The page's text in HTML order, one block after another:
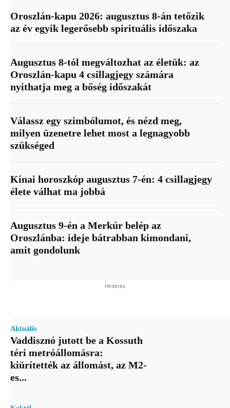
Oroszlán-kapu 2026: augusztus 8-án tetőzik
az év egyik legerősebb spirituális időszaka
Augusztus 8-tól megváltozhat az életük: az
Oroszlán-kapu 4 csillagjegy számára
nyithatja meg a bőség időszakát
Válassz egy szimbólumot, és nézd meg,
milyen üzenetre lehet most a legnagyobb
szükséged
Kínai horoszkóp augusztus 7-én: 4 csillagjegy
élete válhat ma jobbá
Augusztus 9-én a Merkúr belép az
Oroszlánba: ideje bátrabban kimondani,
amit gondolunk
Hirdetés
Aktuális
Vaddisznó jutott be a Kossuth
téri metróállomásra:
kiürítették az állomást, az M2-
es...